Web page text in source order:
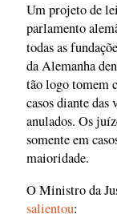
Um projeto de
parlamento
todas as
da Alemanha
tão logo tomem
casos diante das
anulados. Os
somente em
maioridade.
O Ministro da
salientou: